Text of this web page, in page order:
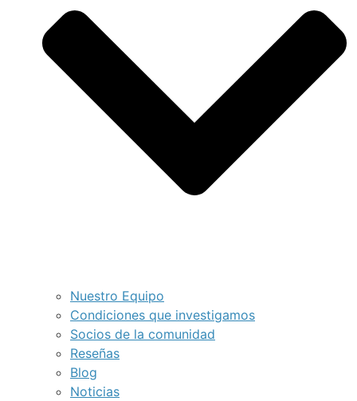
Nuestro Equipo
Condiciones que investigamos
Socios de la comunidad
Reseñas
Blog
Noticias